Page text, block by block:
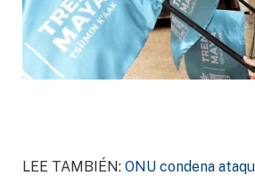
LEE TAMBIÉN: ONU condena